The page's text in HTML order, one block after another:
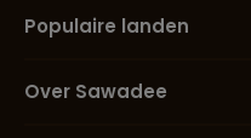
Populaire landen
Over Sawadee